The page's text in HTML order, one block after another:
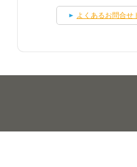
よくあるお問合せ